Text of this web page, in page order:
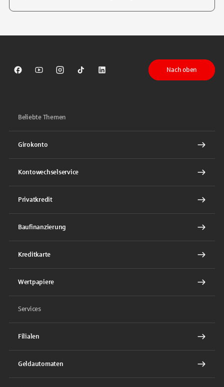
Sparkasse auf Facebook
Sparkasse auf Youtube
Sparkasse auf Instagram
Sparkasse auf TikTok
Sparkasse auf LinkedIn
Nach oben
Beliebte Themen
Girokonto
Kontowechselservice
Privatkredit
Baufinanzierung
Kreditkarte
Wertpapiere
Services
Filialen
Geldautomaten